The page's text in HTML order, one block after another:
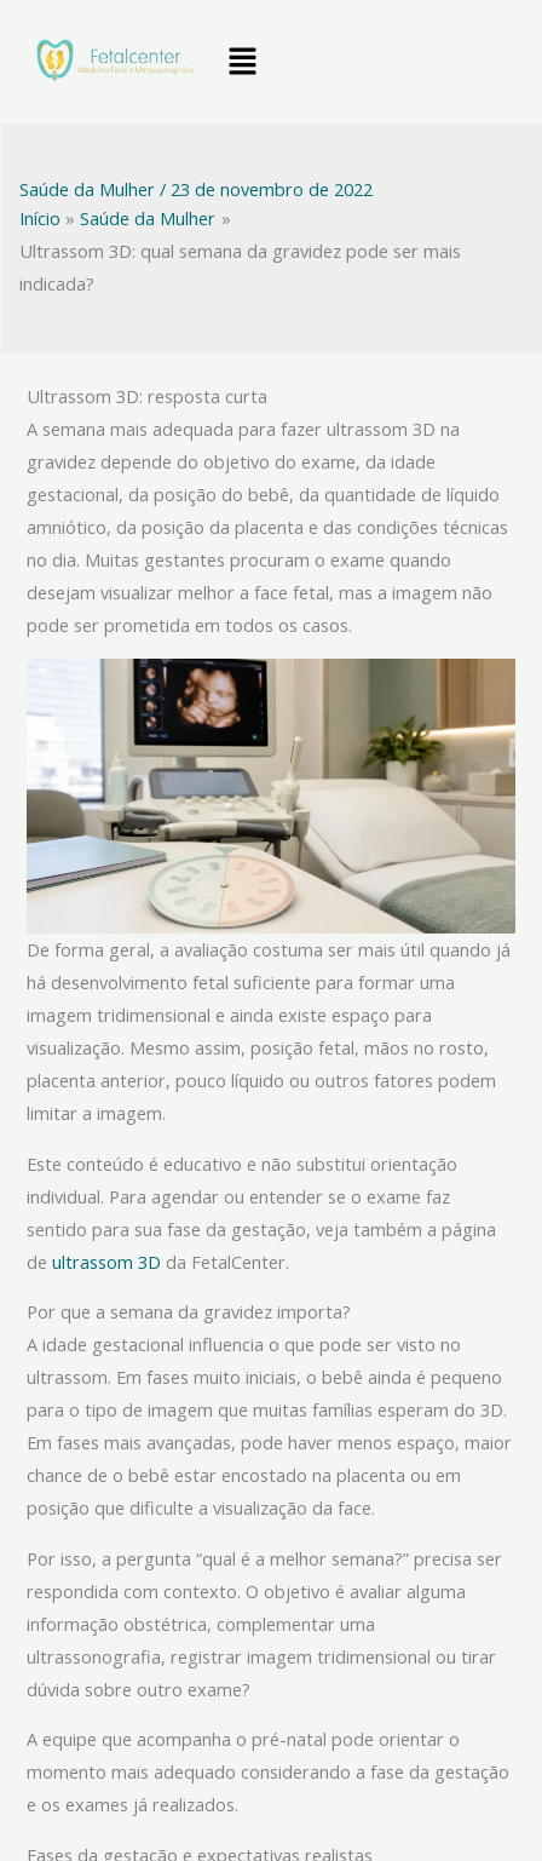
Menu
Saúde da Mulher/ 23 de novembro de 2022
Início
Saúde da Mulher
Ultrassom 3D: qual semana da gravidez pode ser mais
indicada?
Ultrassom 3D: resposta curta
A semana mais adequada para fazer ultrassom 3D na
gravidez depende do objetivo do exame, da idade
gestacional, da posição do bebê, da quantidade de líquido
amniótico, da posição da placenta e das condições técnicas
no dia. Muitas gestantes procuram o exame quando
desejam visualizar melhor a face fetal, mas a imagem não
pode ser prometida em todos os casos.
De forma geral, a avaliação costuma ser mais útil quando já
há desenvolvimento fetal suficiente para formar uma
imagem tridimensional e ainda existe espaço para
visualização. Mesmo assim, posição fetal, mãos no rosto,
placenta anterior, pouco líquido ou outros fatores podem
limitar a imagem.
Este conteúdo é educativo e não substitui orientação
individual. Para agendar ou entender se o exame faz
sentido para sua fase da gestação, veja também a página
deultrassom 3D da FetalCenter.
Por que a semana da gravidez importa?
A idade gestacional influencia o que pode ser visto no
ultrassom. Em fases muito iniciais, o bebê ainda é pequeno
para o tipo de imagem que muitas famílias esperam do 3D.
Em fases mais avançadas, pode haver menos espaço, maior
chance de o bebê estar encostado na placenta ou em
posição que dificulte a visualização da face.
Por isso, a pergunta “qual é a melhor semana?” precisa ser
respondida com contexto. O objetivo é avaliar alguma
informação obstétrica, complementar uma
ultrassonografia, registrar imagem tridimensional ou tirar
dúvida sobre outro exame?
A equipe que acompanha o pré-natal pode orientar o
momento mais adequado considerando a fase da gestação
e os exames já realizados.
Fases da gestação e expectativas realistas